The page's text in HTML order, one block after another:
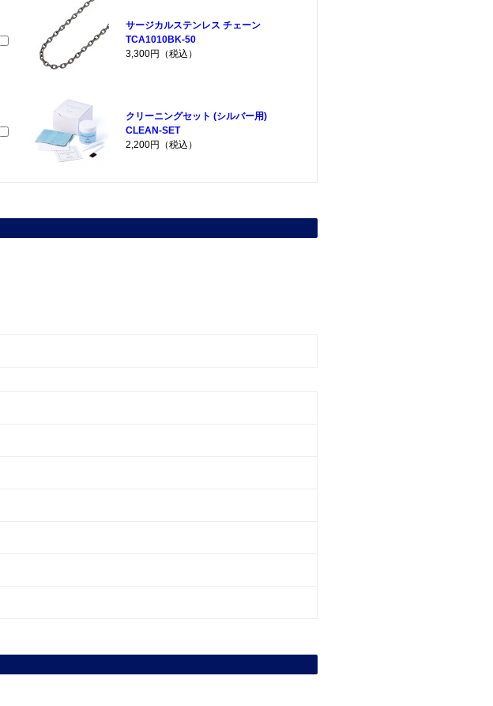
サージカルステンレス チェーン
TCA1010BK-50
3,300円（税込）
クリーニングセット (シルバー用)
CLEAN-SET
2,200円（税込）